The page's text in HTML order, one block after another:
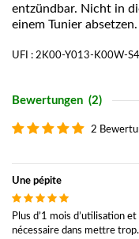
entzündbar. Nicht in
einem Tunier absetzen.
UFI : 2K00-Y013-K00W-
Bewertungen (2)
2
Une pépite
Plus d’1 mois d’utilisation
nécessaire dans mettre